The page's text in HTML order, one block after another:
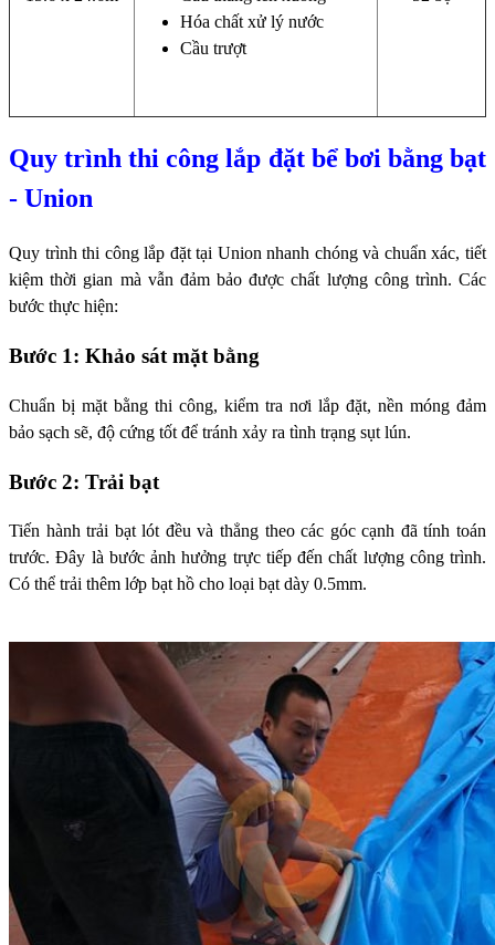
Hóa chất xử lý nước
Cầu trượt
Quy trình thi công lắp đặt bể bơi bằng bạt
- Union
Quy trình thi công lắp đặt tại Union nhanh chóng và chuẩn xác, tiết
kiệm thời gian mà vẫn đảm bảo được chất lượng công trình. Các
bước thực hiện:
Bước 1: Khảo sát mặt bằng
Chuẩn bị mặt bằng thi công, kiểm tra nơi lắp đặt, nền móng đảm
bảo sạch sẽ, độ cứng tốt để tránh xảy ra tình trạng sụt lún.
Bước 2: Trải bạt
Tiến hành trải bạt lót đều và thẳng theo các góc cạnh đã tính toán
trước. Đây là bước ảnh hưởng trực tiếp đến chất lượng công trình.
Có thể trải thêm lớp bạt hồ cho loại bạt dày 0.5mm.